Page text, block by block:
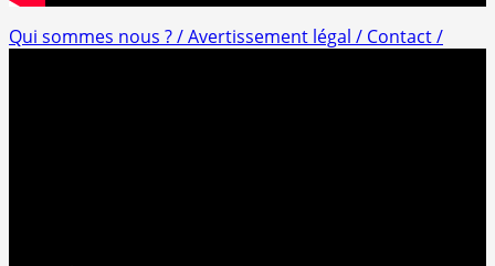
Qui sommes nous ? /Avertissement légal / Contact /